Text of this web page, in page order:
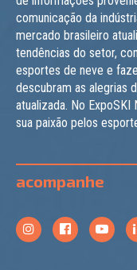
comunicação da
mercado brasileiro
tendências do setor,
esportes de neve e
descubram as alegrias
atualizada. No
sua paixão pelos
acompanhe